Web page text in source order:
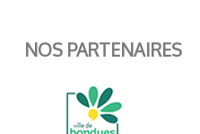
NOS PARTENAIRES